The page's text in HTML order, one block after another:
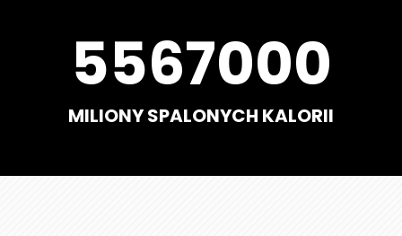
5567000
MILIONY SPALONYCH KALORII